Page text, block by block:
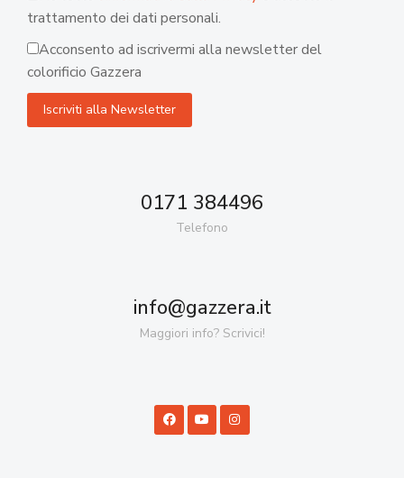
trattamento dei dati personali.
Acconsento ad iscrivermi alla newsletter del
colorificio Gazzera
0171 384496
Telefono
info@gazzera.it
Maggiori info? Scrivici!